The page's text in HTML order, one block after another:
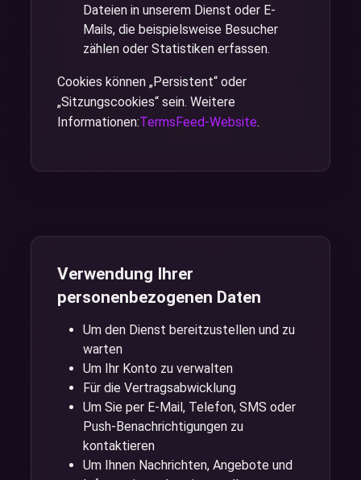
Dateien in unserem Dienst oder E-
Mails, die beispielsweise Besucher
zählen oder Statistiken erfassen.
Cookies können „Persistent“ oder
„Sitzungscookies“ sein. Weitere
Informationen:TermsFeed-Website.
Verwendung Ihrer
personenbezogenen Daten
Um den Dienst bereitzustellen und zu
warten
Um Ihr Konto zu verwalten
Für die Vertragsabwicklung
Um Sie per E-Mail, Telefon, SMS oder
Push-Benachrichtigungen zu
kontaktieren
Um Ihnen Nachrichten, Angebote und